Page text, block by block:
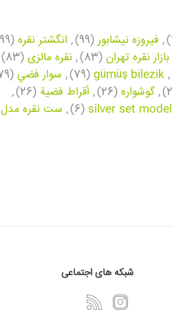
, فیروزه نیشابور (99)
, انگشتر نقره (99)
بازار نقره تهران (83)
, نقره مالزی (83)
,
gümüş bilezik
(79)
, سوار فضي (79)
, گوشواره (26)
, أقراط فضية (26)
,
silver set model
(6)
, ست نقره مدل
شبکه های اجتماعی